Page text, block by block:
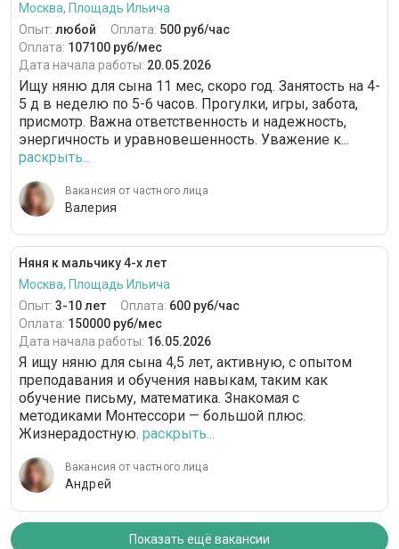
Москва, Площадь Ильича
Опыт: любой Оплата: 500 руб/час
Оплата: 107100 руб/мес
Дата начала работы: 20.05.2026
Ищу няню для сына 11 мес, скоро год. Занятость на 4-
5 д в неделю по 5-6 часов. Прогулки, игры, забота,
присмотр. Важна ответственность и надежность,
энергичность и уравновешенность. Уважение к...
раскрыть...
Вакансия от частного лица
Валерия
Няня к мальчику 4-х лет
Москва, Площадь Ильича
Опыт: 3-10 лет Оплата: 600 руб/час
Оплата: 150000 руб/мес
Дата начала работы: 16.05.2026
Я ищу няню для сына 4,5 лет, активную, с опытом
преподавания и обучения навыкам, таким как
обучение письму, математика. Знакомая с
методиками Монтессори — большой плюс.
Жизнерадостную. раскрыть...
Вакансия от частного лица
Андрей
Показать ещё вакансии